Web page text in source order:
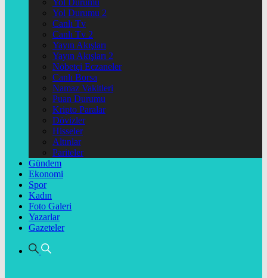
Yol Durumu
Yol Durumu 2
Canlı Tv
Canlı Tv 2
Yayın Akışları
Yayın Akışları 2
Nöbetçi Eczaneler
Canlı Borsa
Namaz Vakitleri
Puan Durumu
Kripto Paralar
Dövizler
Hisseler
Altınlar
Pariteler
Gündem
Ekonomi
Spor
Kadın
Foto Galeri
Yazarlar
Gazeteler